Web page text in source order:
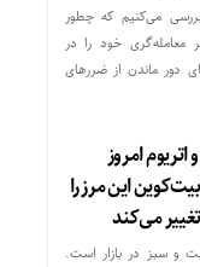
می‌کنیم که چطور
معامله‌گری خود را در
دور ماندن از ضررهای
امروز
۵ مرداد ۱۴۰۵ | بیت‌کوین این مرز را
می‌کند
و سبز در بازار است.